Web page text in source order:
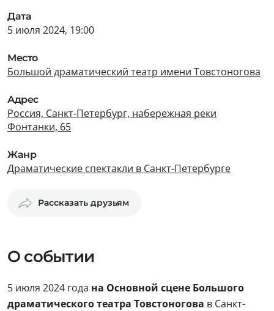
Дата
5 июля 2024, 19:00
Место
Большой драматический театр имени Товстоногова
Адрес
Россия, Санкт-Петербург, набережная реки
Фонтанки, 65
Жанр
Драматические спектакли в Санкт-Петербурге
Рассказать друзьям
О событии
5 июля 2024 года на Основной сцене Большого
драматического театра Товстоногова в Санкт-